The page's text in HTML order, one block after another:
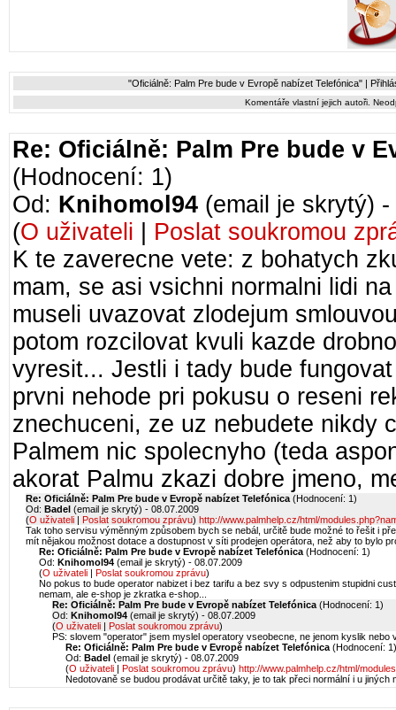
"Oficiálně: Palm Pre bude v Evropě nabízet Telefónica" |
Komentáře vlastní jejich autoři.
Re: Oficiálně: Palm Pre bude v
(Hodnocení: 1)
Od: Knihomol94 (email je skrytý)
(O uživateli
Poslat soukromou
K te zaverecne vete: z bohatych
mam, se asi vsichni normalni lidi
museli uvazovat zlodejum
potom rozcilovat kvuli kazde
vyresit... Jestli i tady bude
prvni nehode pri pokusu o reseni
znechuceni, ze uz nebudete nikdy
Palmem nic spolecnyho (teda
akorat Palmu zkazi dobre jmeno,
Re: Oficiálně: Palm Pre bude v Evropě nabízet Telefónica (Hodnocení: 1)
Od: Badel (email je skrytý) - 08.07.2009
(O uživateli | Poslat soukromou zprávu) http://www.palmhelp.cz/html/
Tak toho servisu výměnným způsobem bych se nebál, určitě bude možné to řešit i
mít nějakou možnost dotace a dostupnost v síti prodejen operátora, než aby to bylo
Re: Oficiálně: Palm Pre bude v Evropě nabízet Telefónica (Hodnocení: 1)
Od: Knihomol94 (email je skrytý) - 08.07.2009
(O uživateli | Poslat soukromou zprávu)
No pokus to bude operator nabizet i bez tarifu a bez svy s odpustenim stupidni
nemam, ale e-shop je zkratka e-shop...
Re: Oficiálně: Palm Pre bude v Evropě nabízet Telefónica (Hodnocení: 1)
Od: Knihomol94 (email je skrytý) - 08.07.2009
(O uživateli | Poslat soukromou zprávu)
PS: slovem "operator" jsem myslel operatory vseobecne, ne jenom kyslik nebo
Re: Oficiálně: Palm Pre bude v Evropě nabízet Telefónica (Hodnocení: 1)
Od: Badel (email je skrytý) - 08.07.2009
(O uživateli | Poslat soukromou zprávu) http://www.palmhelp.cz/html/
Nedotovaně se budou prodávat určitě taky, je to tak přeci normální i u